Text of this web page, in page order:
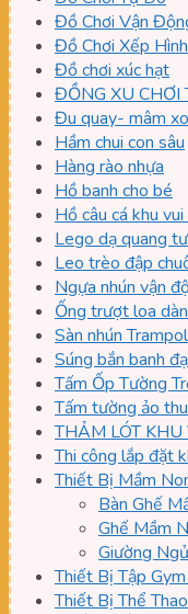
Đồ Chơi Vận
Đồ Chơi Xếp
Đồ chơi xúc hạt
ĐỒNG XU
Đu quay- mâm
Hầm chui con sâu
Hàng rào nhựa
Hồ banh cho bé
Hồ câu cá khu
Lego dạ quang
Leo trèo đập
Ngựa nhún vận
Ống trượt loa
Sàn nhún
Súng bắn banh
Tấm Ốp Tường
Tấm tường ảo
THẢM LÓT KHU
Thi công lắp đặt
Thiết Bị Mầm
Bàn Ghế
Ghế Mầm
Giường
Thiết Bị Tập
Thiết Bị Thể Thao